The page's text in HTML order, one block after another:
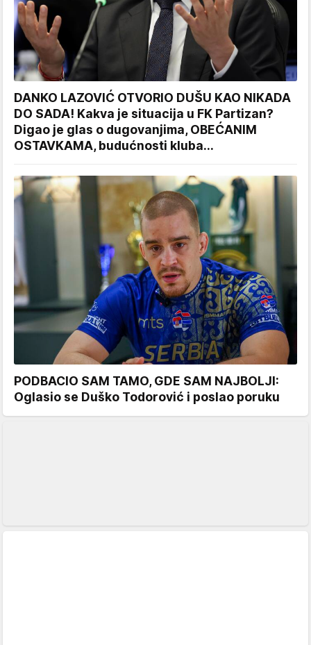
DANKO LAZOVIĆ OTVORIO DUŠU KAO NIKADA
DO SADA! Kakva je situacija u FK Partizan?
Digao je glas o dugovanjima, OBEĆANIM
OSTAVKAMA, budućnosti kluba...
PODBACIO SAM TAMO, GDE SAM NAJBOLJI:
Oglasio se Duško Todorović i poslao poruku